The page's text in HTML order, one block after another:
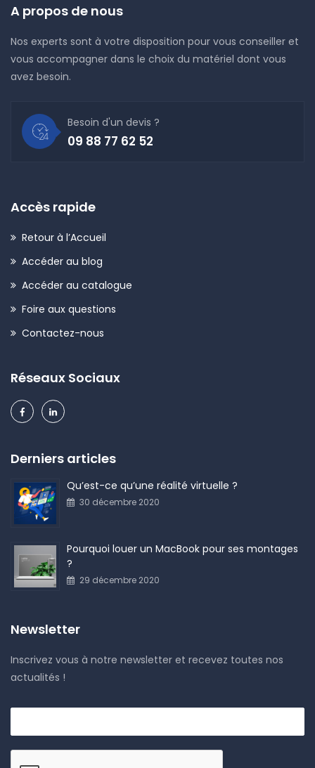
A propos de nous
Nos experts sont à votre disposition pour vous conseiller et
vous accompagner dans le choix du matériel dont vous
avez besoin.
Besoin d'un devis ?
09 88 77 62 52
Accès rapide
Retour à l’Accueil
Accéder au blog
Accéder au catalogue
Foire aux questions
Contactez-nous
Réseaux Sociaux
Derniers articles
Qu’est-ce qu’une réalité virtuelle ?
30 décembre 2020
Pourquoi louer un MacBook pour ses montages
?
29 décembre 2020
Newsletter
Inscrivez vous à notre newsletter et recevez toutes nos
actualités !